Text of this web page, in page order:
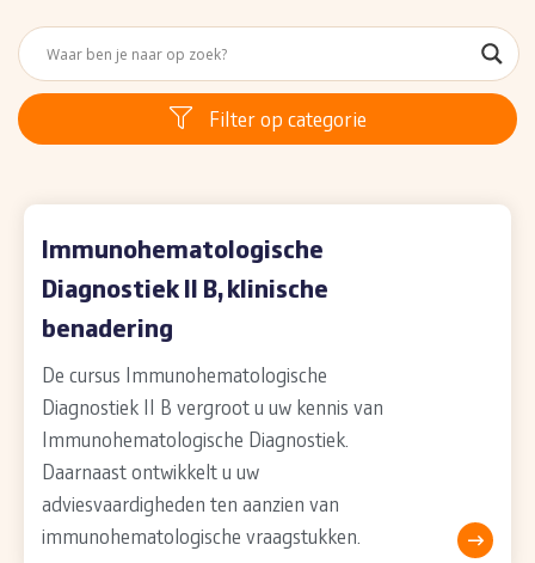
Filter op categorie
Immunohematologische
Diagnostiek II B, klinische
benadering
De cursus Immunohematologische
Diagnostiek II B vergroot u uw kennis van
Immunohematologische Diagnostiek.
Daarnaast ontwikkelt u uw
adviesvaardigheden ten aanzien van
immunohematologische vraagstukken.